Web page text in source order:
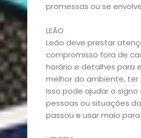
promessas ou se
LEÃO
Leão deve prestar
compromisso fora de
horário e detalhes para
melhor do ambiente,
Isso pode ajudar o
pessoas ou situações
passou e usar maio